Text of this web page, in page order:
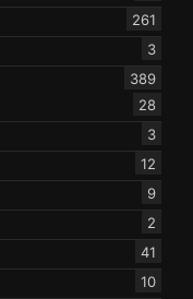
261
3
389
28
3
12
9
2
41
10